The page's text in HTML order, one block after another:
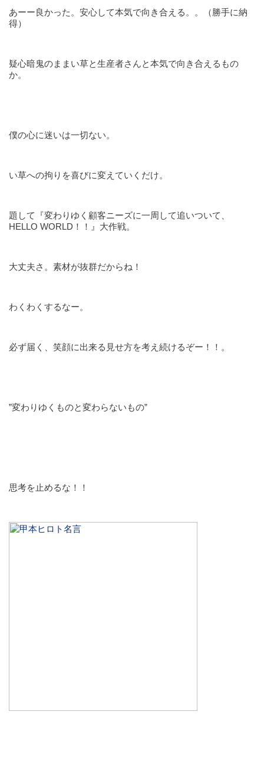
あーー良かった。安心して本気で向き合える。。（勝手に納
得）
疑心暗鬼のままい草と生産者さんと本気で向き合えるもの
か。
僕の心に迷いは一切ない。
い草への拘りを喜びに変えていくだけ。
題して『変わりゆく顧客ニーズに一周して追いついて、
HELLO WORLD！！』大作戦。
大丈夫さ。素材が抜群だからね！
わくわくするなー。
必ず届く、笑顔に出来る見せ方を考え続けるぞー！！。
”変わりゆくものと変わらないもの”
思考を止めるな！！